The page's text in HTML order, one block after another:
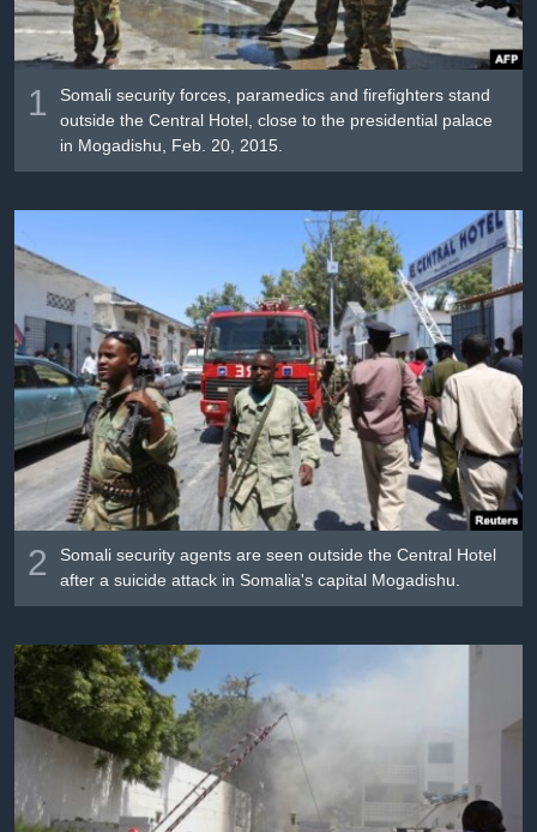
និង​
បណ្តាញ​សង្គម
ភាសា
1
Somali security forces, paramedics and firefighters stand
outside the Central Hotel, close to the presidential palace
in Mogadishu, Feb. 20, 2015.
2
Somali security agents are seen outside the Central Hotel
after a suicide attack in Somalia's capital Mogadishu.